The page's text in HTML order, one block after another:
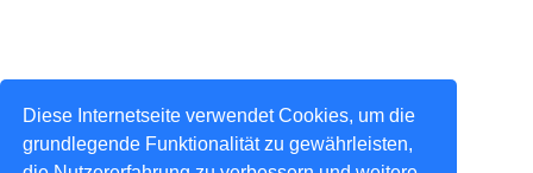
Diese Internetseite verwendet Cookies, um die
grundlegende Funktionalität zu gewährleisten,